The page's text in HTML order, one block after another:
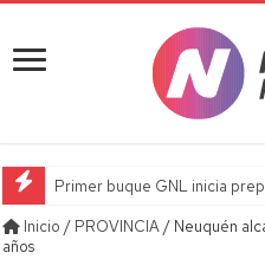
Primer buque GNL inicia
Inicio / PROVINCIA/ Neuquén
años